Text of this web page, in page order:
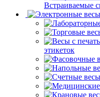
Встраиваемые
этикеток